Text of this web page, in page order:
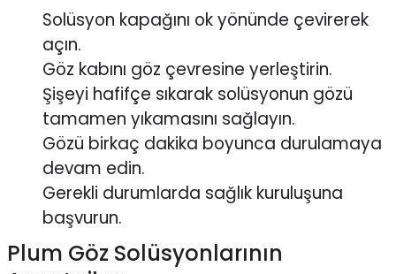
Solüsyon kapağını ok yönünde çevirerek
açın.
Göz kabını göz çevresine yerleştirin.
Şişeyi hafifçe sıkarak solüsyonun gözü
tamamen yıkamasını sağlayın.
Gözü birkaç dakika boyunca durulamaya
devam edin.
Gerekli durumlarda sağlık kuruluşuna
başvurun.
Plum Göz Solüsyonlarının